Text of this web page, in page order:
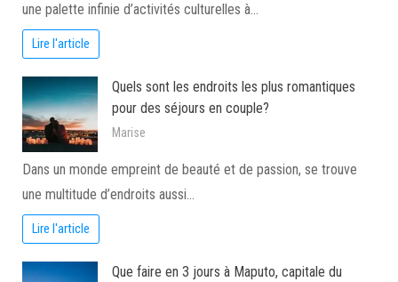
une palette infinie d’activités culturelles à…
Lire l'article
Quels sont les endroits les plus romantiques
pour des séjours en couple?
Marise
Dans un monde empreint de beauté et de passion, se trouve
une multitude d’endroits aussi…
Lire l'article
Que faire en 3 jours à Maputo, capitale du